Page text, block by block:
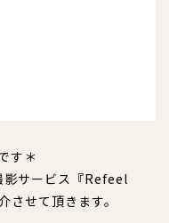
す＊
影サービス『Refeel
せて頂きます。